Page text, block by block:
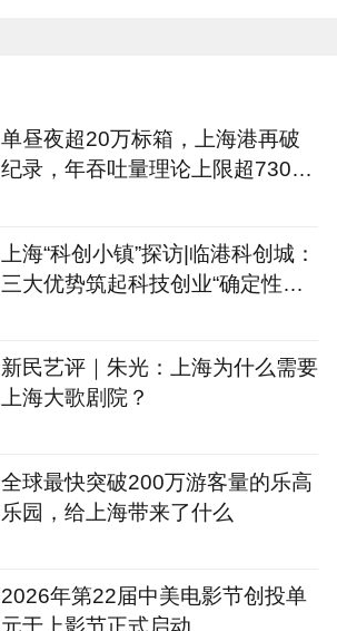
单昼夜超20万标箱，上海港再破
纪录，年吞吐量理论上限超7300
上海“科创小镇”探访|临港科创城：
三大优势筑起科技创业“确定性公
新民艺评｜朱光：上海为什么需要
上海大歌剧院？
全球最快突破200万游客量的乐高
乐园，给上海带来了什么
2026年第22届中美电影节创投单
元于上影节正式启动